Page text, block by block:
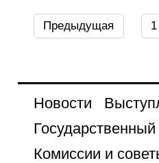
Предыдущая 1
Новости
Комиссии и